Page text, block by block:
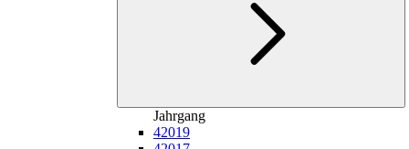
Jahrgang
42019